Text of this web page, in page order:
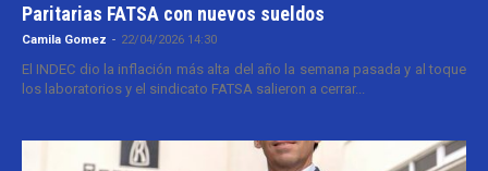
Paritarias FATSA con nuevos sueldos
Camila Gomez - 22/04/2026 14:30
El INDEC dio la inflación más alta del año la semana pasada y al toque
los laboratorios y el sindicato FATSA salieron a cerrar...